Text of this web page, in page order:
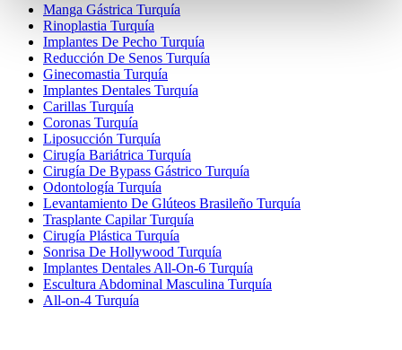
Manga Gástrica Turquía
Rinoplastia Turquía
Implantes De Pecho Turquía
Reducción De Senos Turquía
Ginecomastia Turquía
Implantes Dentales Turquía
Carillas Turquía
Coronas Turquía
Liposucción Turquía
Cirugía Bariátrica Turquía
Cirugía De Bypass Gástrico Turquía
Odontología Turquía
Levantamiento De Glúteos Brasileño Turquía
Trasplante Capilar Turquía
Cirugía Plástica Turquía
Sonrisa De Hollywood Turquía
Implantes Dentales All-On-6 Turquía
Escultura Abdominal Masculina Turquía
All-on-4 Turquía